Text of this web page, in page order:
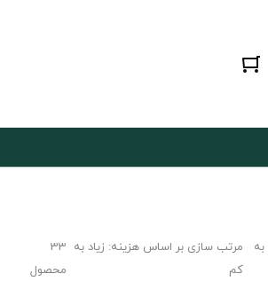
33
محصول
مرتب سازی بر اساس هزینه: زیاد به
کم